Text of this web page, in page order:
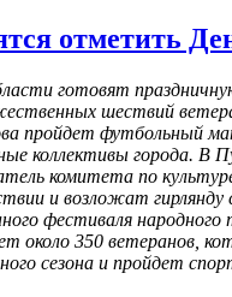
отметить
готовят
шествий
пройдет футбольный
коллективы города.
комитета по
и возложат
фестиваля
около 350 ветеранов,
сезона и пройдет